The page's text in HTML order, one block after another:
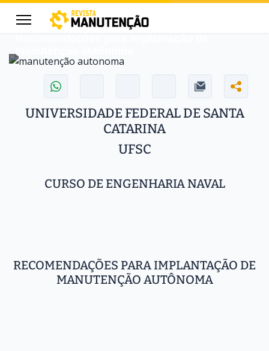
CIENTÍFICA 06/01/18 Thiago Rodrigues
manutenção autônoma
UNIVERSIDADE FEDERAL DE SANTA
CATARINA
UFSC
CURSO DE ENGENHARIA NAVAL
RECOMENDAÇÕES PARA IMPLANTAÇÃO DE
MANUTENÇÃO AUTÔNOMA
for results.